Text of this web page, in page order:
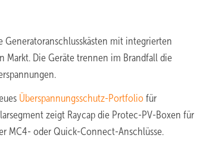
Generatoranschlusskästen mit integrierten
Markt. Die Geräte trennen im Brandfall die
Überspannungsschutz-Portfolio für
zeigt Raycap die Protec-PV-Boxen für
MC4- oder Quick-Connect-Anschlüsse.